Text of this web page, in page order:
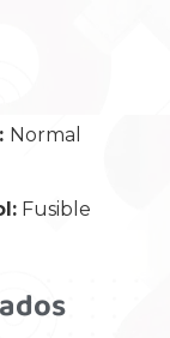
Normal
Fusible